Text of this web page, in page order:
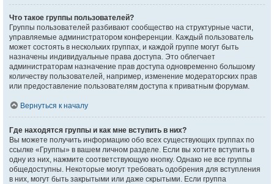
Что такое группы пользователей?
Группы пользователей разбивают сообщество на структурные части,
управляемые администратором конференции. Каждый пользователь
может состоять в нескольких группах, и каждой группе могут быть
назначены индивидуальные права доступа. Это облегчает
администраторам назначение прав доступа одновременно большому
количеству пользователей, например, изменение модераторских прав
или предоставление пользователям доступа к приватным форумам.
Вернуться к началу
Где находятся группы и как мне вступить в них?
Вы можете получить информацию обо всех существующих группах по
ссылке «Группы» в вашем личном разделе. Если вы хотите вступить в
одну из них, нажмите соответствующую кнопку. Однако не все группы
общедоступны. Некоторые могут требовать одобрения для вступления
в них, могут быть закрытыми или даже скрытыми. Если группа